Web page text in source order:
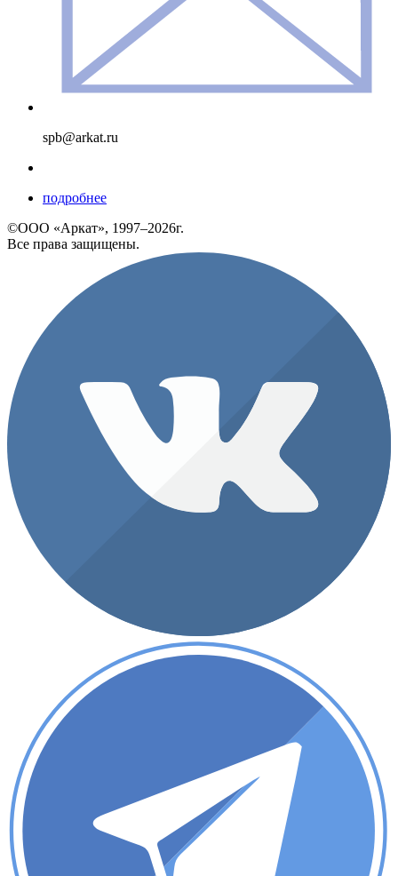
spb@arkat.ru
подробнее
©ООО «Аркат», 1997–2026г.
Все права защищены.